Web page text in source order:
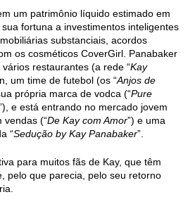
um patrimônio líquido estimado em
fortuna a investimentos inteligentes
substanciais, acordos
os cosméticos CoverGirl. Panabaker
restaurantes (a rede “Kay
um time de futebol (os “Anjos de
própria marca de vodca (“Pure
e está entrando no mercado jovem
vendas (“De Kay com Amor”) e uma
“Sedução by Kay Panabaker”.
para muitos fãs de Kay, que têm
pelo que parecia, pelo seu retorno